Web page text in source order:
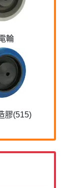
輪
膠(515)